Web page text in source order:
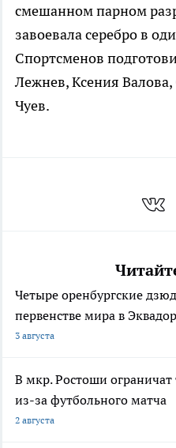
смешанном парном
завоевала серебро в
Спортсменов
Лежнев, Ксения
Чуев.
Четыре оренбургские
первенстве мира в
3 августа
В мкр. Ростоши
из-за футбольного матча
2 августа